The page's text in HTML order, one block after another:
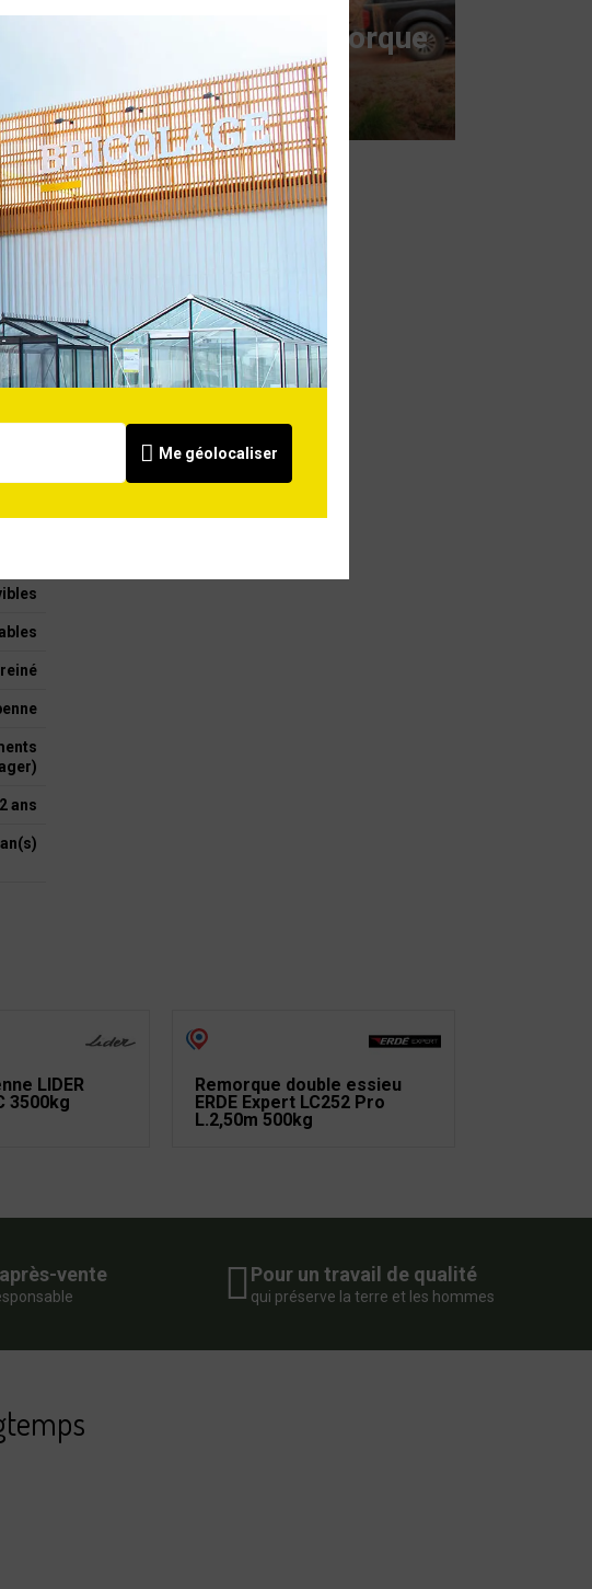
1910
12 V
2
256
570
KG
2 ans
Guide d'achat remorque
utilitaire
Voir
LIDER
3500kg
Remorque double essieu
ERDE Expert LC252 Pro
L.2,50m 500kg
vente Pour un travail de qualité
qui préserve la terre et les hommes
Me géolocaliser